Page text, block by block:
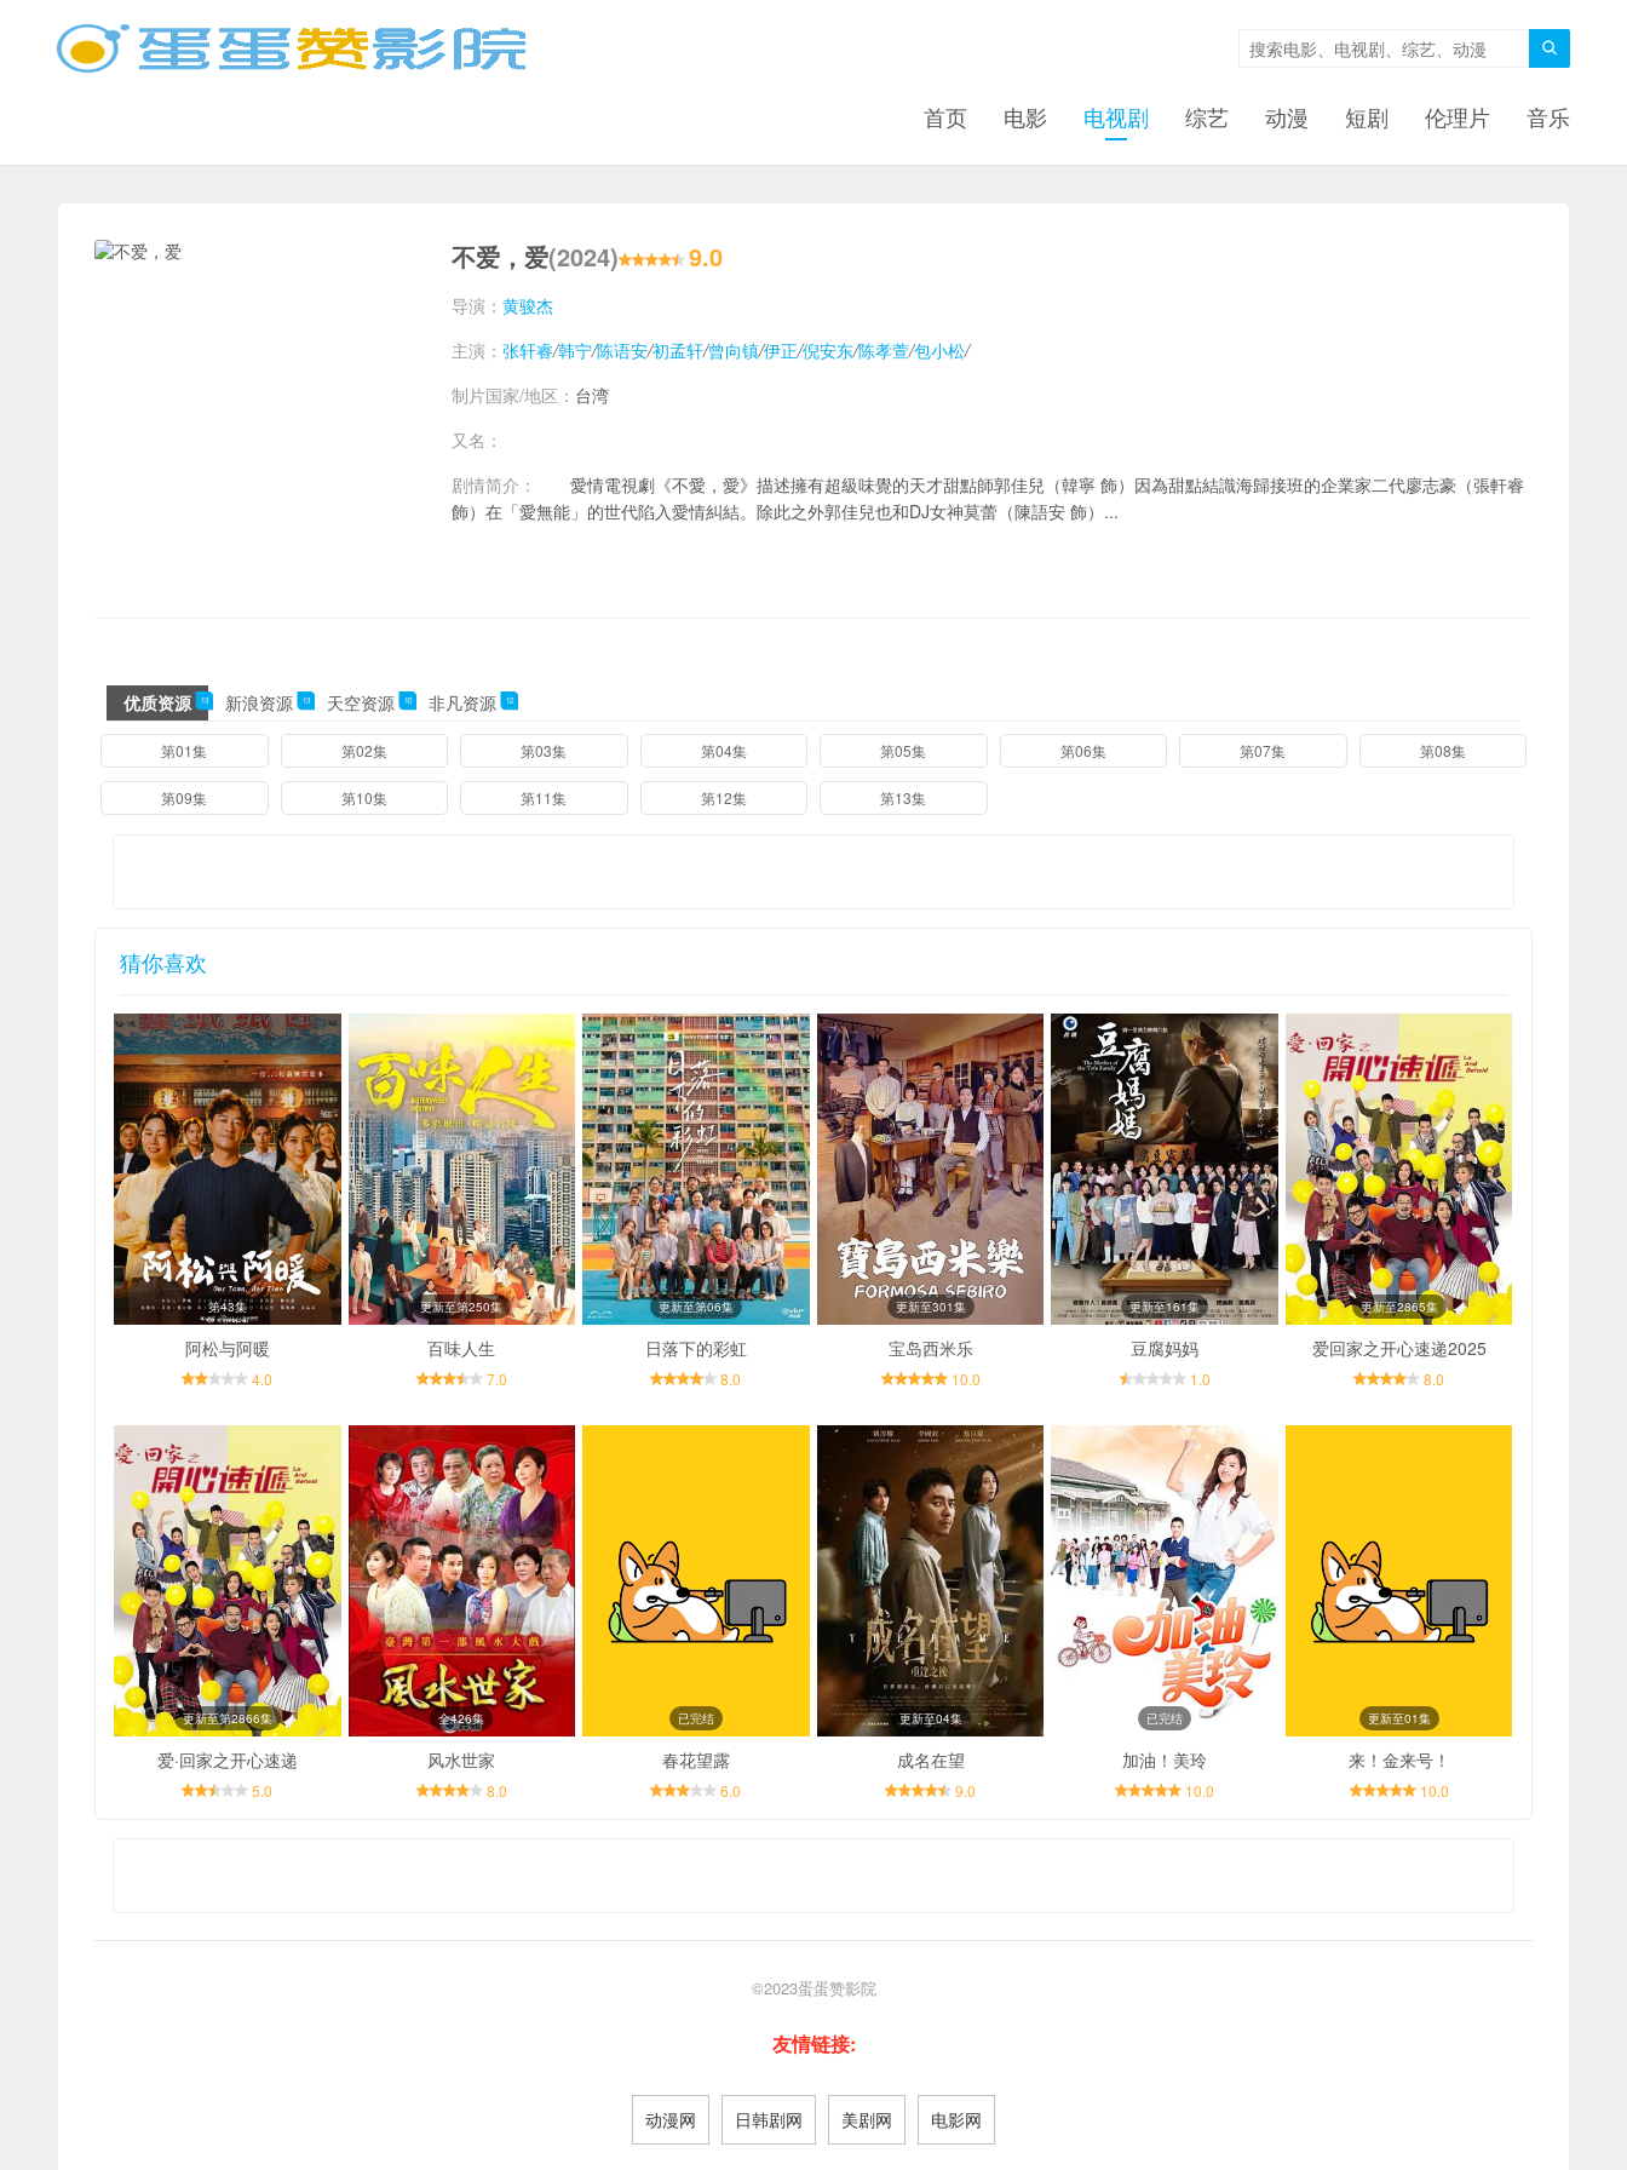

首页 电影 电视剧 综艺 动漫 短剧 伦理片 音乐
不爱，爱(2024) 9.0
导演： 黄骏杰
主演： 张轩睿/韩宁/陈语安/初孟轩/曾向镇/伊正/倪安东/陈孝萱/包小松/
制片国家/地区： 台湾
又名：
剧情简介：
愛情電視劇《不愛，愛》描述擁有超級味覺的天才甜點師郭佳兒（韓寧 飾）因為甜點結識海歸接班的企業家二代廖志豪（張軒睿
飾）在「愛無能」的世代陷入愛情糾結。除此之外郭佳兒也和DJ女神莫蕾（陳語安 飾）...
优质资源 13 新浪资源 13 天空资源 10 非凡资源 12
第01集 第02集 第03集 第04集 第05集 第06集 第07集 第08集
第09集 第10集 第11集 第12集 第13集
猜你喜欢
第43集
阿松与阿暖
4.0
更新至第250集
百味人生
7.0
更新至第06集
日落下的彩虹
8.0
更新至301集
宝岛西米乐
10.0
更新至161集
豆腐妈妈
1.0
更新至2865集
爱回家之开心速递2025
8.0
更新至第2866集
爱·回家之开心速递
5.0
全426集
风水世家
8.0
已完结
春花望露
6.0
更新至04集
成名在望
9.0
已完结
加油！美玲
10.0
更新至01集
来！金来号！
10.0
©2023蛋蛋赞影院
友情链接:
动漫网 日韩剧网 美剧网 电影网